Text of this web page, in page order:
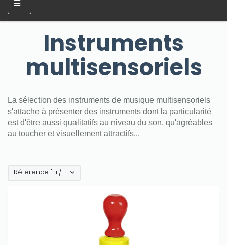
Instruments
multisensoriels
La sélection des instruments de musique multisensoriels
s'attache à présenter des instruments dont la particularité
est d'être aussi qualitatifs au niveau du son, qu'agréables
au toucher et visuellement attractifs...
Référence ' +/-'